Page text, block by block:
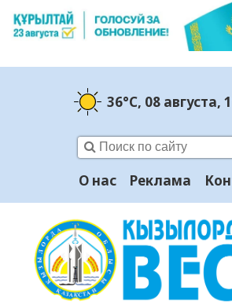
36°C, 08 августа,
О нас Реклама